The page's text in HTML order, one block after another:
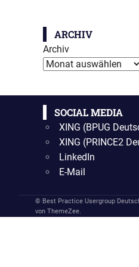
ARCHIV
Archiv
SOCIAL MEDIA
XING (BPUG
XING (PRINCE2
LinkedIn
E-Mail
© Best Practice Usergroup
von ThemeZee.